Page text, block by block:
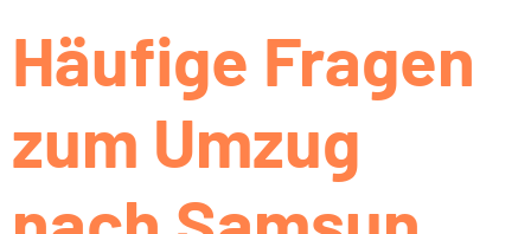
Häufige Fragen
zum Umzug